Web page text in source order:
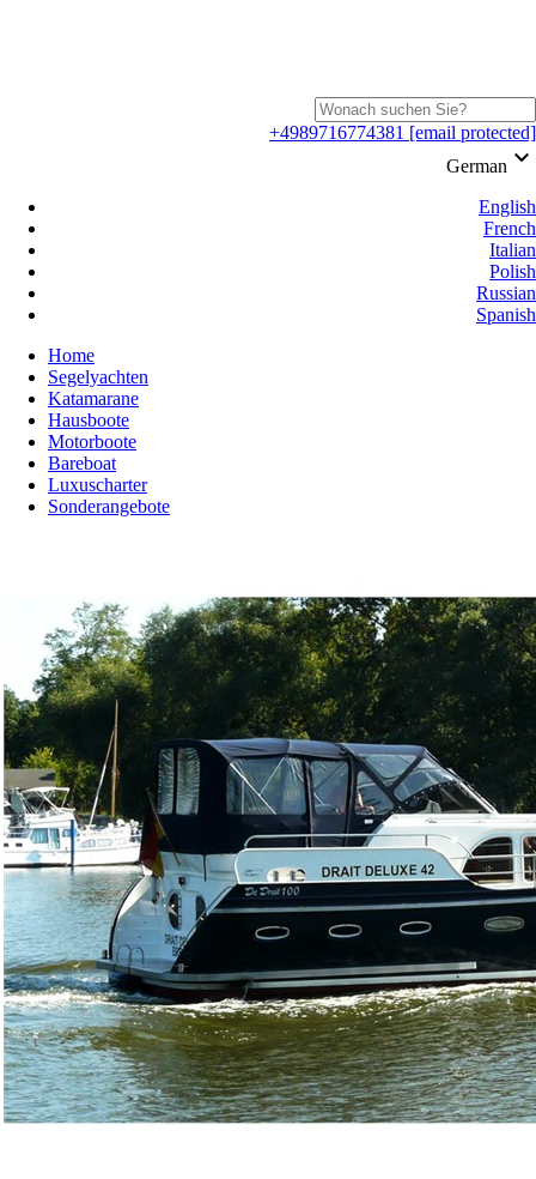
+4989716774381 [email protected]
German keyboard_arrow_down
English
French
Italian
Polish
Russian
Spanish
Home
Segelyachten
Katamarane
Hausboote
Motorboote
Bareboat
Luxuscharter
Sonderangebote